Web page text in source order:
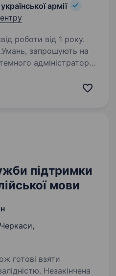
армії
роботи від 1 року.
запрошують на
адміністратора.
підтримувати
підтримки
мови
Черкаси,
готові взяти
Незакінчена